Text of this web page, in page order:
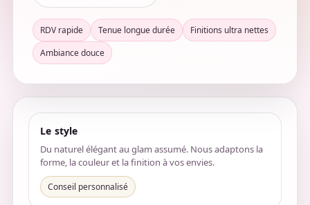
RDV rapide Tenue longue durée
Finitions ultra nettes
Ambiance douce
Le style
Du naturel élégant au glam assumé. Nous adaptons la
forme, la couleur et la finition à vos envies.
Conseil personnalisé